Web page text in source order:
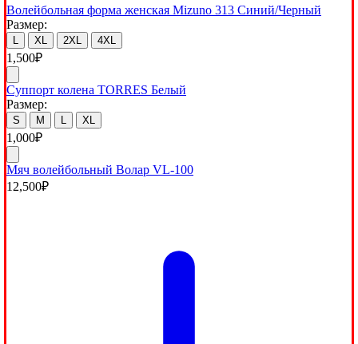
Волейбольная форма женская Mizuno 313 Синий/Черный
Размер:
XL 2XL 4XL
1,500₽
Суппорт колена TORRES Белый
Размер:
S M XL
1,000₽
Мяч волейбольный Волар VL-100
12,500₽